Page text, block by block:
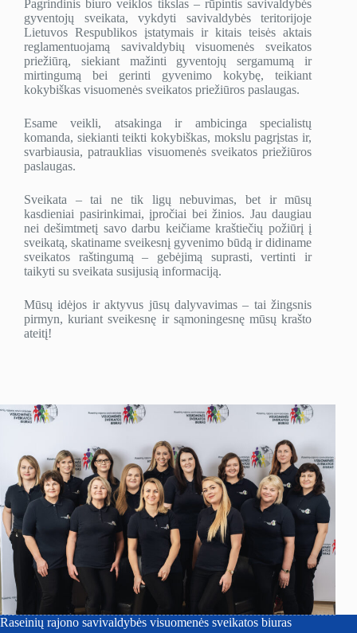
Pagrindinis biuro veiklos tikslas – rūpintis savivaldybės
gyventojų sveikata, vykdyti savivaldybės teritorijoje
Lietuvos Respublikos įstatymais ir kitais teisės aktais
reglamentuojamą savivaldybių visuomenės sveikatos
priežiūrą, siekiant mažinti gyventojų sergamumą ir
mirtingumą bei gerinti gyvenimo kokybę, teikiant
kokybiškas visuomenės sveikatos priežiūros paslaugas.
Esame veikli, atsakinga ir ambicinga specialistų
komanda, siekianti teikti kokybiškas, mokslu pagrįstas ir,
svarbiausia, patrauklias visuomenės sveikatos priežiūros
paslaugas.
Sveikata – tai ne tik ligų nebuvimas, bet ir mūsų
kasdieniai pasirinkimai, įpročiai bei žinios. Jau daugiau
nei dešimtmetį savo darbu keičiame kraštiečių požiūrį į
sveikatą, skatiname sveikesnį gyvenimo būdą ir didiname
sveikatos raštingumą – gebėjimą suprasti, vertinti ir
taikyti su sveikata susijusią informaciją.
Mūsų idėjos ir aktyvus jūsų dalyvavimas – tai žingsnis
pirmyn, kuriant sveikesnę ir sąmoningesnę mūsų krašto
ateitį!
Raseinių rajono savivaldybės visuomenės sveikatos biuras